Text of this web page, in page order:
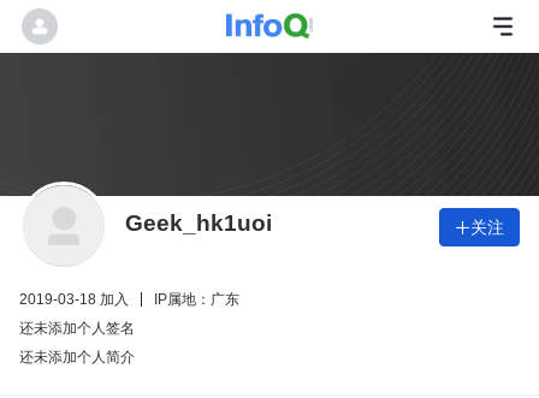
Geek_hk1uoi 关注
2019-03-18 加入
IP属地：广东
还未添加个人签名
还未添加个人简介